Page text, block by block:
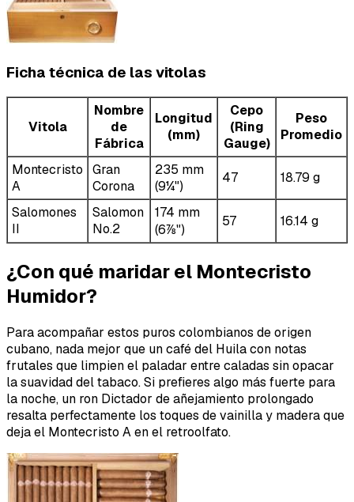
Ficha técnica de las vitolas
Vitola
Nombre
de
Fábrica
Longitud
(mm)
Cepo
(Ring
Gauge)
Peso
Promedio
Montecristo
A
Gran
Corona
235 mm
(9¼")
47 18.79 g
Salomones
II
Salomon
No.2
174 mm
(6⅞")
57 16.14 g
¿Con qué maridar el Montecristo
Humidor?
Para acompañar estos puros colombianos de origen
cubano, nada mejor que un café del Huila con notas
frutales que limpien el paladar entre caladas sin opacar
la suavidad del tabaco. Si prefieres algo más fuerte para
la noche, un ron Dictador de añejamiento prolongado
resalta perfectamente los toques de vainilla y madera que
deja el Montecristo A en el retroolfato.